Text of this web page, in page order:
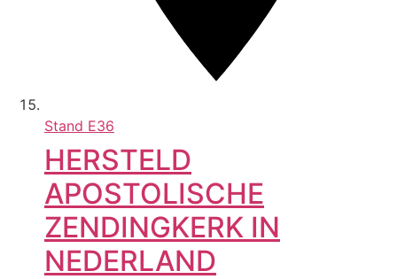
Stand E36
HERSTELD
APOSTOLISCHE
ZENDINGKERK IN
NEDERLAND